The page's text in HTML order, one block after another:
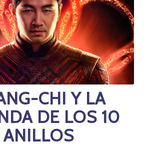
CHI Y LA
DE LOS 10
ANILLOS